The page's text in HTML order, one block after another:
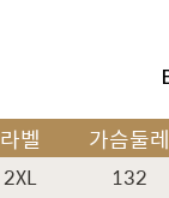
라벨 가슴둘레
2XL 132